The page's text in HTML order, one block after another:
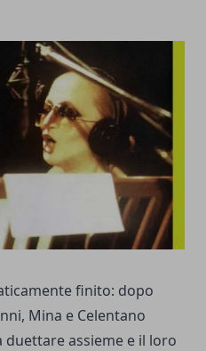
finito: dopo
Mina e Celentano
assieme e il loro